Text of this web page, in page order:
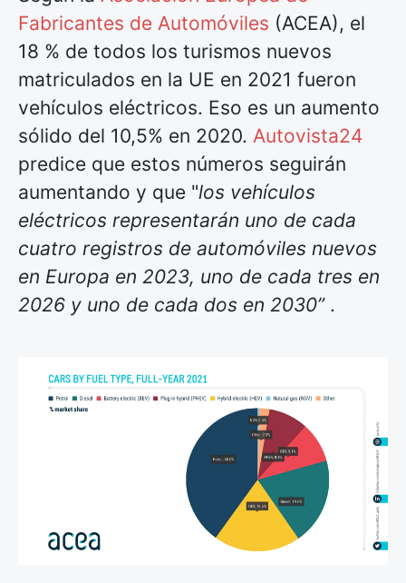
Fabricantes de Automóviles (ACEA), el
18 % de todos los turismos nuevos
matriculados en la UE en 2021 fueron
vehículos eléctricos. Eso es un aumento
sólido del 10,5% en 2020. Autovista24
predice que estos números seguirán
aumentando y que "los vehículos
eléctricos representarán uno de cada
cuatro registros de automóviles nuevos
en Europa en 2023, uno de cada tres en
2026 y uno de cada dos en 2030”.